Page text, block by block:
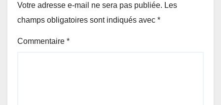
Votre adresse e-mail ne sera pas publiée. Les
champs obligatoires sont indiqués avec *
Commentaire *